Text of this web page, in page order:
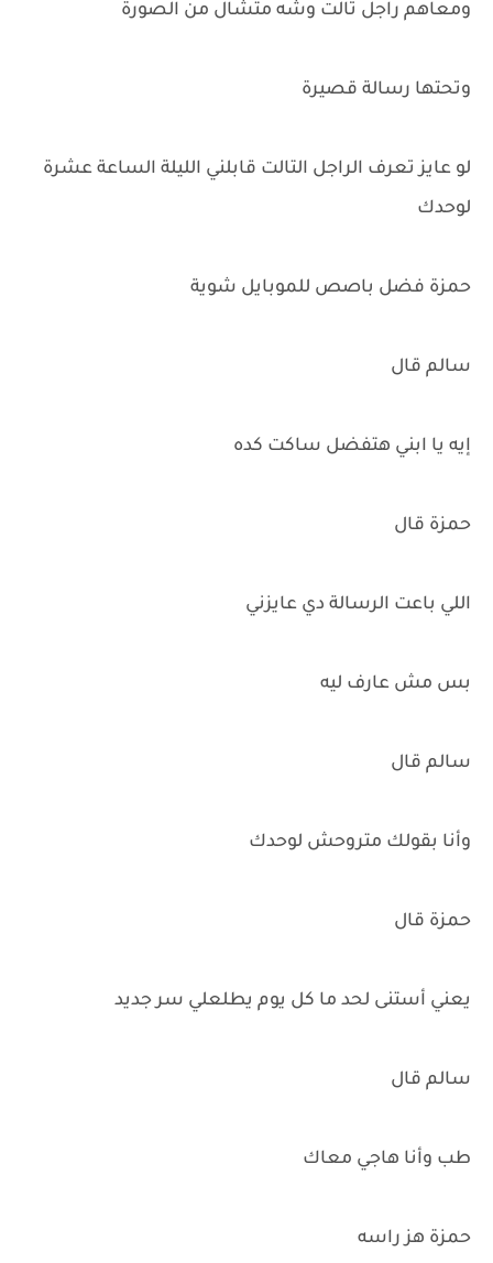
ومعاهم راجل تالت وشه متشال من الصورة
وتحتها رسالة قصيرة
لو عايز تعرف الراجل التالت قابلني الليلة الساعة عشرة
لوحدك
حمزة فضل باصص للموبايل شوية
سالم قال
إيه يا ابني هتفضل ساكت كده
حمزة قال
اللي باعت الرسالة دي عايزني
بس مش عارف ليه
سالم قال
وأنا بقولك متروحش لوحدك
حمزة قال
يعني أستنى لحد ما كل يوم يطلعلي سر جديد
سالم قال
طب وأنا هاجي معاك
حمزة هز راسه